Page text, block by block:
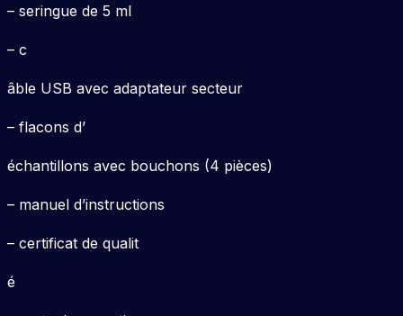
– seringue de 5 ml
– c
âble USB avec adaptateur secteur
– flacons d’
échantillons avec bouchons (4 pièces)
– manuel d’instructions
– certificat de qualit
é